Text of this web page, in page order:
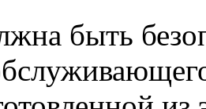
быть